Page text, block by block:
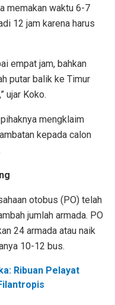
memakan waktu 6-7
12 jam karena harus
empat jam, bahkan
putar balik ke Timur
ujar Koko.
mengklaim
kepada calon
otobus (PO) telah
jumlah armada. PO
24 armada atau naik
10-12 bus.
Ribuan Pelayat